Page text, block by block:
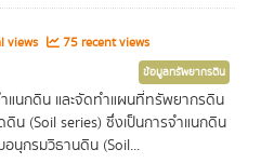
views 75 recent views
ข้อมูลทรัพยากรดิน
แนกดิน และจัดทำแผนที่ทรัพยากรดิน
น (Soil series) ซึ่งเป็นการจำแนกดิน
นุกรมวิธานดิน (Soil...